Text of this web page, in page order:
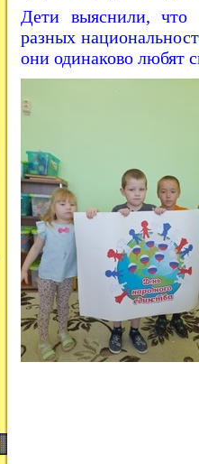
Дети выяснили,
разных
они одинаково любят